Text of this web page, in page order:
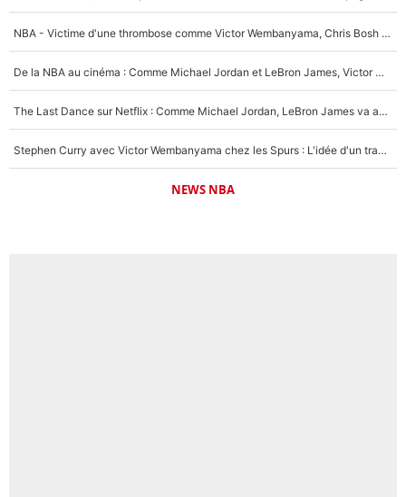
NBA - Victime d'une thrombose comme Victor Wembanyama, Chris Bosh prévient le Français des risques sur sa santé : «J’ai failli mourir sur le coup et j’ai été ramené à la vie»
De la NBA au cinéma : Comme Michael Jordan et LeBron James, Victor Wembanyama rêve d'une carrière d'acteur !
The Last Dance sur Netflix : Comme Michael Jordan, LeBron James va avoir le droit à sa série !
Stephen Curry avec Victor Wembanyama chez les Spurs : L'idée d'un trade historique est lancée en NBA !
NEWS NBA